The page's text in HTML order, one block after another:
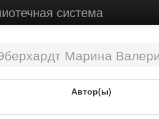
система
Марина
Автор(ы)